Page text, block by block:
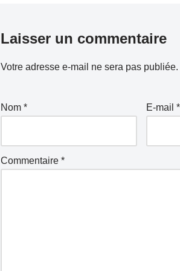
Laisser un commentaire
Votre adresse e-mail ne sera pas publiée.
Nom * E-mail *
Commentaire *